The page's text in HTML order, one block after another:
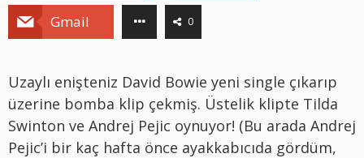
Gmail 0
Uzaylı enişteniz David Bowie yeni single çıkarıp
üzerine bomba klip çekmiş. Üstelik klipte Tilda
Swinton ve Andrej Pejic oynuyor! (Bu arada Andrej
Pejic’i bir kaç hafta önce ayakkabıcıda gördüm,